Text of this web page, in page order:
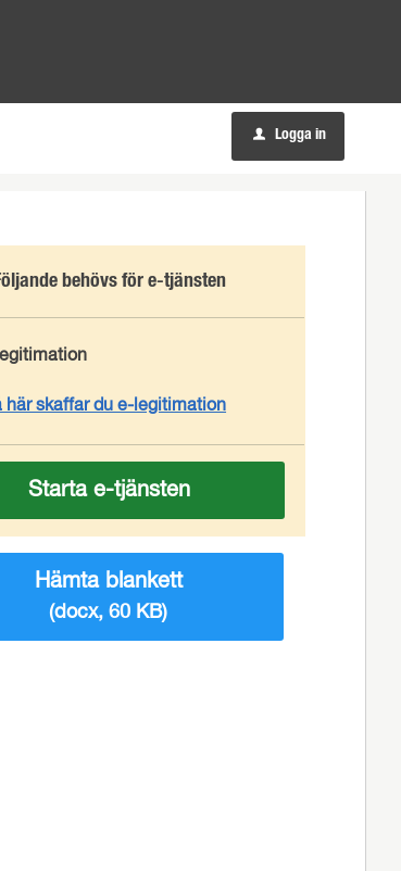
u Logga in
behövs för e-tjänsten
här skaffar du e-legitimation
Starta e-tjänsten
Hämta blankett
(docx, 60 KB)